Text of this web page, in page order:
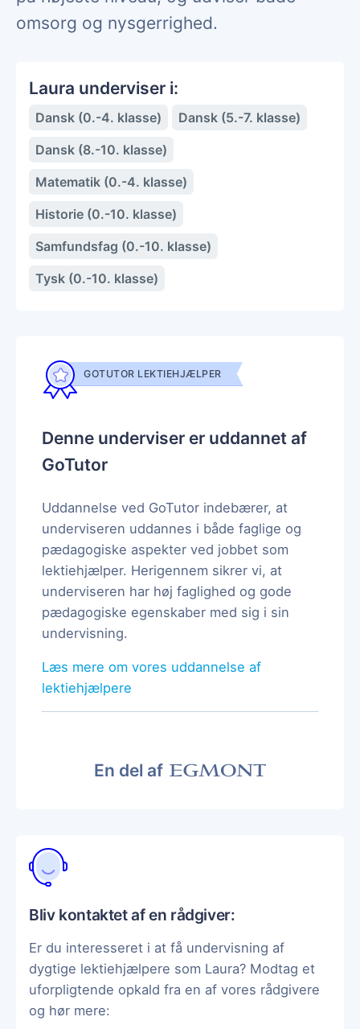
omsorg og nysgerrighed.
Laura underviser i:
Dansk (0.-4. klasse)
Dansk (5.-7. klasse)
Dansk (8.-10. klasse)
Matematik (0.-4. klasse)
Historie (0.-10. klasse)
Samfundsfag (0.-10. klasse)
Tysk (0.-10. klasse)
GOTUTOR LEKTIEHJÆLPER
Denne underviser er uddannet af
GoTutor
Uddannelse ved GoTutor indebærer, at
underviseren uddannes i både faglige og
pædagogiske aspekter ved jobbet som
lektiehjælper. Herigennem sikrer vi, at
underviseren har høj faglighed og gode
pædagogiske egenskaber med sig i sin
undervisning.
Læs mere om vores uddannelse af
lektiehjælpere
En del af
Bliv kontaktet af en rådgiver:
Er du interesseret i at få undervisning af
dygtige lektiehjælpere som Laura? Modtag et
uforpligtende opkald fra en af vores rådgivere
og hør mere: